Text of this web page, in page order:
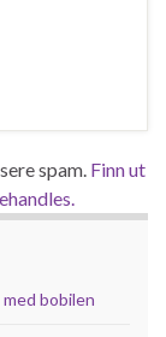
spam. Finn ut
bobilen